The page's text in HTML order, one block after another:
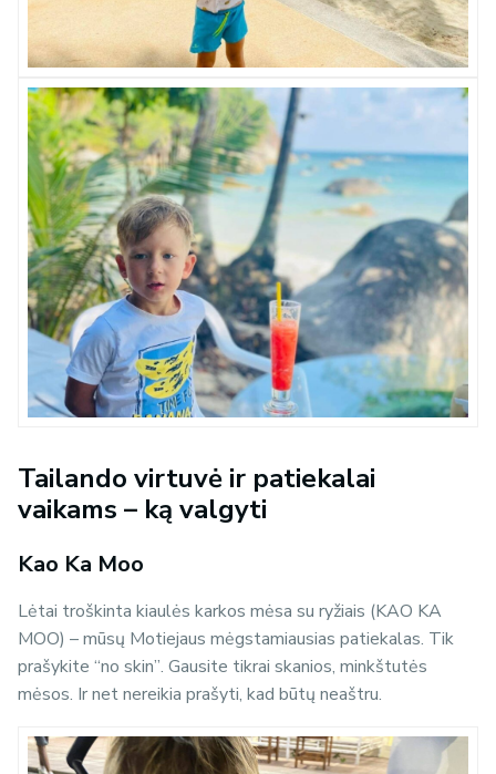
Tailando virtuvė ir patiekalai
vaikams – ką valgyti
Kao Ka Moo
Lėtai troškinta kiaulės karkos mėsa su ryžiais (KAO KA
MOO) – mūsų Motiejaus mėgstamiausias patiekalas. Tik
prašykite “no skin”. Gausite tikrai skanios, minkštutės
mėsos. Ir net nereikia prašyti, kad būtų neaštru.